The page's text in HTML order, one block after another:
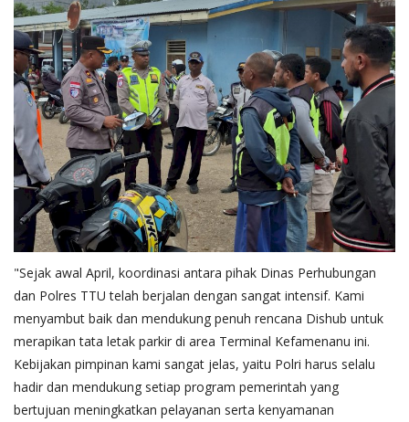
​"Sejak awal April, koordinasi antara pihak Dinas Perhubungan
dan Polres TTU telah berjalan dengan sangat intensif. Kami
menyambut baik dan mendukung penuh rencana Dishub untuk
merapikan tata letak parkir di area Terminal Kefamenanu ini.
Kebijakan pimpinan kami sangat jelas, yaitu Polri harus selalu
hadir dan mendukung setiap program pemerintah yang
bertujuan meningkatkan pelayanan serta kenyamanan